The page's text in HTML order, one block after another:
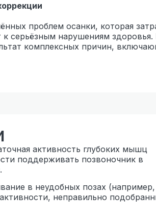
проблем осанки, которая
серьёзным нарушениям
комплексных причин,
активность глубоких мышц
поддерживать позвоночник в
в неудобных позах (например,
неправильно